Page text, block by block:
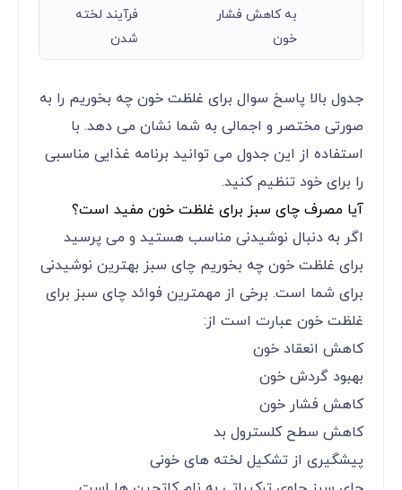
به کاهش فشار
خون
فرآیند لخته
شدن
جدول بالا پاسخ سوال برای غلظت خون چه بخوریم را به
صورتی مختصر و اجمالی به شما نشان می دهد. با
استفاده از این جدول می توانید برنامه غذایی مناسبی
را برای خود تنظیم کنید.
آیا مصرف چای سبز برای غلظت خون مفید است؟
اگر به دنبال نوشیدنی مناسب هستید و می پرسید
برای غلظت خون چه بخوریم چای سبز بهترین نوشیدنی
برای شما است. برخی از مهمترین فوائد چای سبز برای
غلظت خون عبارت است از:
کاهش انعقاد خون
بهبود گردش خون
کاهش فشار خون
کاهش سطح کلسترول بد
پیشگیری از تشکیل لخته های خونی